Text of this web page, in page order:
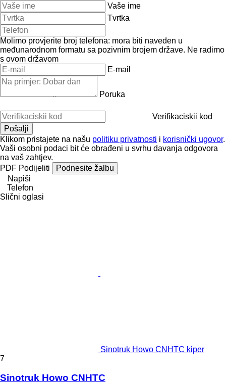
Vaše ime
Tvrtka
Molimo provjerite broj telefona: mora biti naveden u
međunarodnom formatu sa pozivnim brojem države. Ne radimo
s ovom državom
E-mail
Poruka
Verifikaciskii kod
Klikom pristajete na našu politiku privatnosti i korisnički ugovor.
Vaši osobni podaci bit će obrađeni u svrhu davanja odgovora
na vaš zahtjev.
PDF Podijeliti
Podnesite žalbu
Napiši
Telefon
Slični oglasi
Sinotruk Howo CNHTC kiper
7
Sinotruk Howo CNHTC